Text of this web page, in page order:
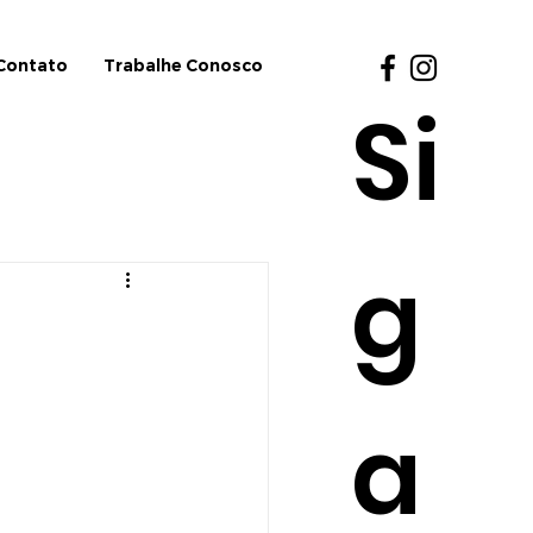
Trabalhe Conosco
Si
g
a